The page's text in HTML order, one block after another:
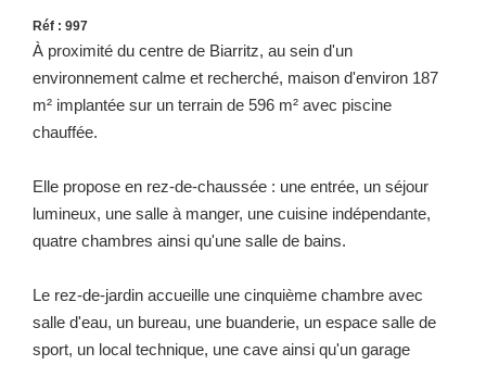
Réf : 997
À proximité du centre de Biarritz, au sein d'un
environnement calme et recherché, maison d'environ 187
m² implantée sur un terrain de 596 m² avec piscine
chauffée.
Elle propose en rez-de-chaussée : une entrée, un séjour
lumineux, une salle à manger, une cuisine indépendante,
quatre chambres ainsi qu'une salle de bains.
Le rez-de-jardin accueille une cinquième chambre avec
salle d'eau, un bureau, une buanderie, un espace salle de
sport, un local technique, une cave ainsi qu'un garage